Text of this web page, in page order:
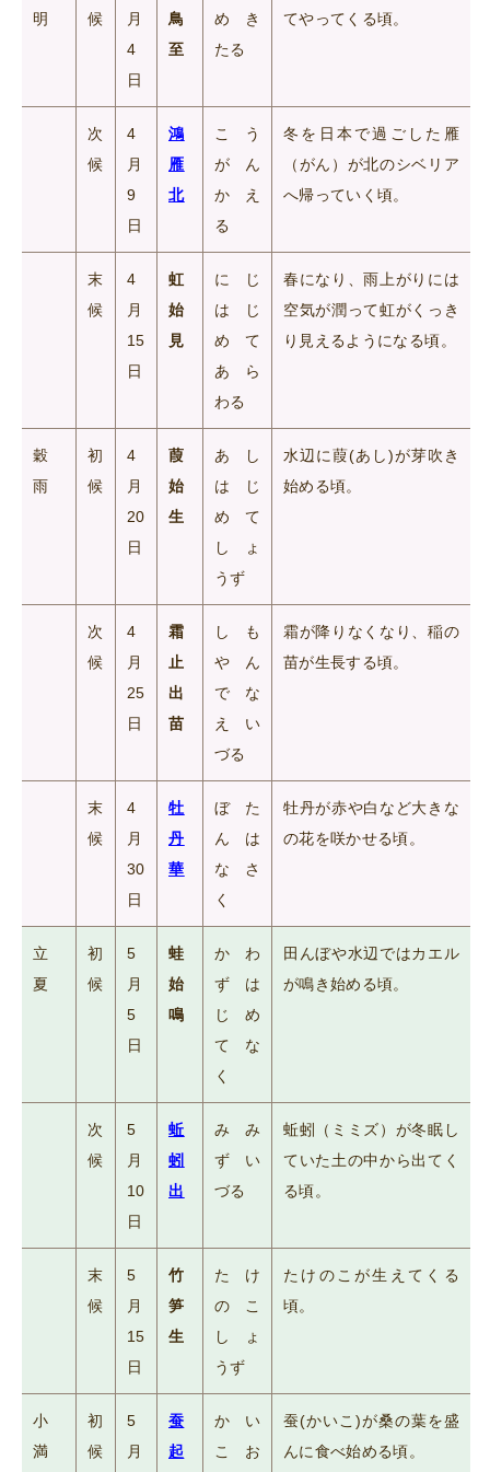
明 候
月
4
日
鳥
至
めき
たる
てやってくる頃。
次
候
4
月
9
日
鴻
雁
北
こう
がん
かえ
る
冬を日本で過ごした雁
（がん）が北のシベリア
へ帰っていく頃。
末
候
4
月
15
日
虹
始
見
にじ
はじ
めて
あら
わる
春になり、雨上がりには
空気が潤って虹がくっき
り見えるようになる頃。
穀
雨
初
候
4
月
20
日
葭
始
生
あし
はじ
めて
しょ
うず
水辺に葭(あし)が芽吹き
始める頃。
次
候
4
月
25
日
霜
止
出
苗
しも
やん
でな
えい
づる
霜が降りなくなり、稲の
苗が生長する頃。
末
候
4
月
30
日
牡
丹
華
ぼた
んは
なさ
く
牡丹が赤や白など大きな
の花を咲かせる頃。
立
夏
初
候
5
月
5
日
蛙
始
鳴
かわ
ずは
じめ
てな
く
田んぼや水辺ではカエル
が鳴き始める頃。
次
候
5
月
10
日
蚯
蚓
出
みみ
ずい
づる
蚯蚓（ミミズ）が冬眠し
ていた土の中から出てく
る頃。
末
候
5
月
15
日
竹
笋
生
たけ
のこ
しょ
うず
たけのこが生えてくる
頃。
小
満
初
候
5
月
蚕
起
かい
こお
蚕(かいこ)が桑の葉を盛
んに食べ始める頃。